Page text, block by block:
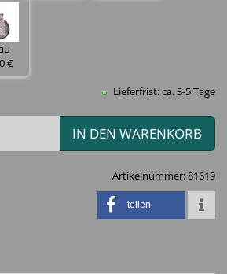
€
Lieferfrist: ca. 3-5 Tage
IN DEN WARENKORB
Artikelnummer:81619
teilen